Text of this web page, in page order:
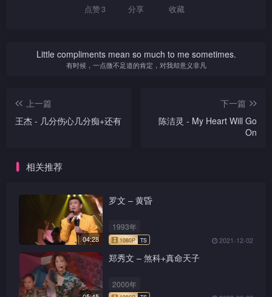
点赞3 分享 收藏
Little compliments mean so much to me sometimes.
有时候，一点微不足道的肯定，对我却意义非凡
上一篇
王杰 - 几分伤心几分痴+还有
下一篇
陈洁灵 - My Heart Will Go
On
相关推荐
04:28
罗文 – 黄昏
1993年
2021-12-02
郑秀文 – 煞科+真命天子
2000年